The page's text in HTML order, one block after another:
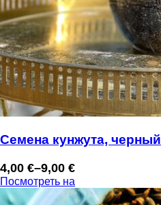
Семена кунжута, черный
4,00 €–9,00 €
Диапазон
цен:
Посмотреть на